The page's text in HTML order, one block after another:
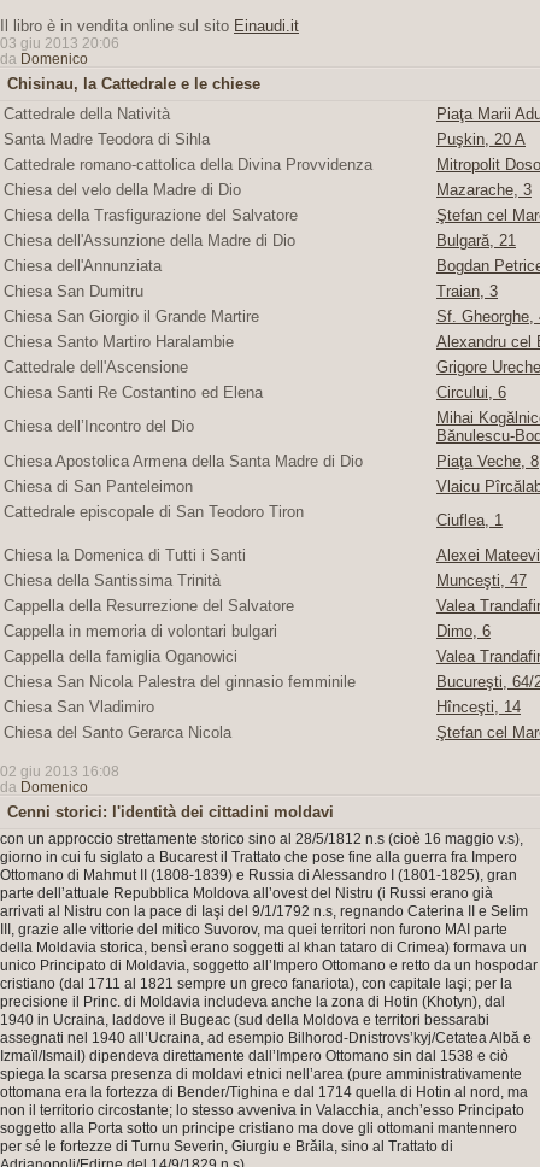
Il libro è in vendita online sul sito Einaudi.it
03 giu 2013 20:06
da Domenico
Chisinau, la Cattedrale e le chiese
Cattedrale della Natività
Piaţa Marii
Santa Madre Teodora di Sihla
Puşkin, 20 A
Cattedrale romano-cattolica della Divina Provvidenza
Mitropolit
Chiesa del velo della Madre di Dio
Mazarache, 3
Chiesa della Trasfigurazione del Salvatore
Ştefan cel
Chiesa dell'Assunzione della Madre di Dio
Bulgară, 21
Chiesa dell'Annunziata
Bogdan
Chiesa San Dumitru
Traian, 3
Chiesa San Giorgio il Grande Martire
Sf. Gheorghe,
Chiesa Santo Martiro Haralambie
Alexandru cel
Cattedrale dell'Ascensione
Grigore
Chiesa Santi Re Costantino ed Elena
Circului, 6
Chiesa dell’Incontro del Dio
Mihai
Bănulescu-
Chiesa Apostolica Armena della Santa Madre di Dio
Piaţa Veche, 8
Chiesa di San Panteleimon
Vlaicu
Cattedrale episcopale di San Teodoro Tiron
Ciuflea, 1
Chiesa la Domenica di Tutti i Santi
Alexei
Chiesa della Santissima Trinità
Munceşti, 47
Cappella della Resurrezione del Salvatore
Valea
Cappella in memoria di volontari bulgari
Dimo, 6
Cappella della famiglia Oganowici
Valea
Chiesa San Nicola Palestra del ginnasio femminile
Bucureşti, 64/
Chiesa San Vladimiro
Hînceşti, 14
Chiesa del Santo Gerarca Nicola
Ştefan cel
02 giu 2013 16:08
da Domenico
Cenni storici: l'identità dei cittadini moldavi
con un approccio strettamente storico sino al 28/5/1812 n.s (cioè 16 maggio v.s),
giorno in cui fu siglato a Bucarest il Trattato che pose fine alla guerra fra Impero
Ottomano di Mahmut II (1808-1839) e Russia di Alessandro I (1801-1825), gran
parte dell’attuale Repubblica Moldova all’ovest del Nistru (i Russi erano già
arrivati al Nistru con la pace di Iaşi del 9/1/1792 n.s, regnando Caterina II e Selim
III, grazie alle vittorie del mitico Suvorov, ma quei territori non furono MAI parte
della Moldavia storica, bensì erano soggetti al khan tataro di Crimea) formava un
unico Principato di Moldavia, soggetto all’Impero Ottomano e retto da un hospodar
cristiano (dal 1711 al 1821 sempre un greco fanariota), con capitale Iaşi; per la
precisione il Princ. di Moldavia includeva anche la zona di Hotin (Khotyn), dal
1940 in Ucraina, laddove il Bugeac (sud della Moldova e territori bessarabi
assegnati nel 1940 all’Ucraina, ad esempio Bilhorod-Dnistrovs’kyj/Cetatea Albă e
Izmaïl/Ismail) dipendeva direttamente dall’Impero Ottomano sin dal 1538 e ciò
spiega la scarsa presenza di moldavi etnici nell’area (pure amministrativamente
ottomana era la fortezza di Bender/Tighina e dal 1714 quella di Hotin al nord, ma
non il territorio circostante; lo stesso avveniva in Valacchia, anch’esso Principato
soggetto alla Porta sotto un principe cristiano ma dove gli ottomani mantennero
per sé le fortezze di Turnu Severin, Giurgiu e Brăila, sino al Trattato di